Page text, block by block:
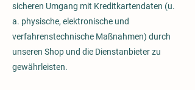
sicheren Umgang mit Kreditkartendaten (u.
a. physische, elektronische und
verfahrenstechnische Maßnahmen) durch
unseren Shop und die Dienstanbieter zu
gewährleisten.